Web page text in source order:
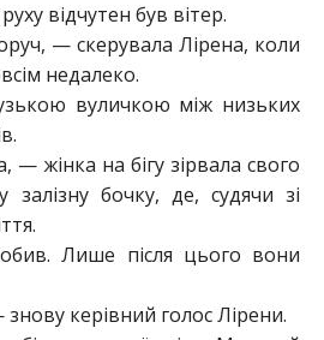
відчутен був вітер.
— скерувала Лірена, коли
недалеко.
вуличкою між низьких
жінка на бігу зірвала свого
бочку, де, судячи зі
Лише після цього вони
керівний голос Лірени.